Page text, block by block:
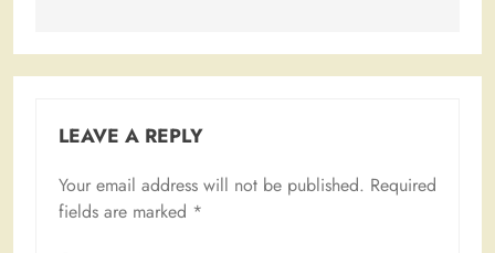
LEAVE A REPLY
Your email address will not be published. Required
fields are marked *